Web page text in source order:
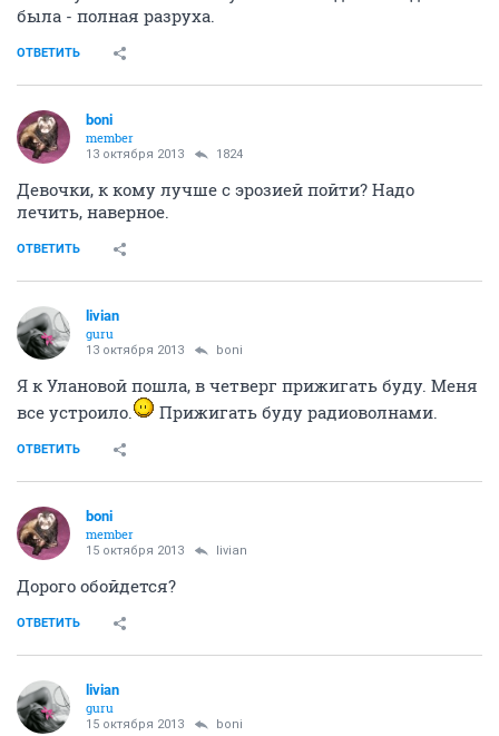
была - полная разруха.
ОТВЕТИТЬ
boni
member
13 октября 2013 1824
Девочки, к кому лучше с эрозией пойти? Надо
лечить, наверное.
ОТВЕТИТЬ
livian
guru
13 октября 2013 boni
Я к Улановой пошла, в четверг прижигать буду. Меня
все устроило.
Прижигать буду радиоволнами.
ОТВЕТИТЬ
boni
member
15 октября 2013 livian
Дорого обойдется?
ОТВЕТИТЬ
livian
guru
15 октября 2013 boni